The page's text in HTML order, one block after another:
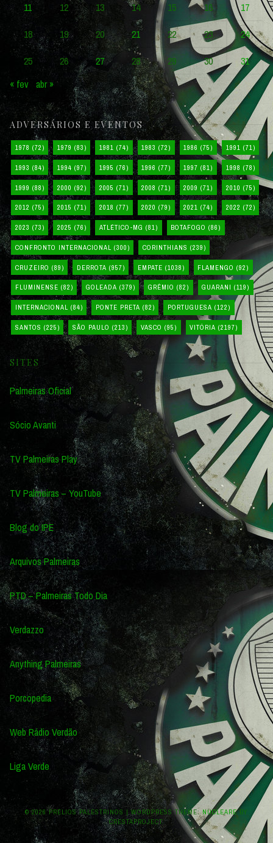
11
12 13 14 15 16
17
18
19 20 21 22 23
24
25
26 27 28 29 30
31
« fev abr »
ADVERSÁRIOS E EVENTOS
1978 (72) 1979 (83) 1981 (74) 1983 (72) 1986 (75) 1991 (71)
1993 (84) 1994 (97) 1995 (76) 1996 (77) 1997 (81) 1998 (78)
1999 (88) 2000 (92) 2005 (71) 2008 (71) 2009 (71) 2010 (75)
2012 (75) 2015 (71) 2018 (77) 2020 (79) 2021 (74) 2022 (72)
2023 (73) 2025 (76) ATLÉTICO-MG (81) BOTAFOGO (86)
CONFRONTO INTERNACIONAL (300) CORINTHIANS (239)
CRUZEIRO (89) DERROTA (957) EMPATE (1038) FLAMENGO (92)
FLUMINENSE (82) GOLEADA (379) GRÊMIO (82) GUARANI (119)
INTERNACIONAL (84) PONTE PRETA (82) PORTUGUESA (122)
SANTOS (225) SÃO PAULO (213) VASCO (95) VITÓRIA (2197)
SITES
Palmeiras Oficial
Sócio Avanti
TV Palmeiras Play
TV Palmeiras – YouTube
Blog do IPE
Arquivos Palmeiras
PTD – Palmeiras Todo Dia
Verdazzo
Anything Palmeiras
Porcopedia
Web Rádio Verdão
Liga Verde
© 2026 PRÉLIOS PALESTRINOS |WORDPRESS THEME: NUCLEAREBY
CRESTAPROJECT.